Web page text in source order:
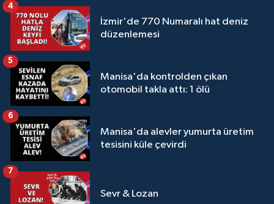
İzmir'de 770 Numaralı hat deniz
düzenlemesi
4
Manisa'da kontrolden çıkan
otomobil takla attı: 1 ölü
5
Manisa'da alevler yumurta üretim
tesisini küle çevirdi
6
Sevr & Lozan
7